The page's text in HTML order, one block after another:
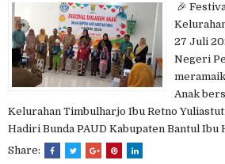
🎉
27 Juli
Negeri
Anak
Kelurahan Timbulharjo Ibu Retno
Hadiri Bunda PAUD Kabupaten Bantul Ibu
Share: